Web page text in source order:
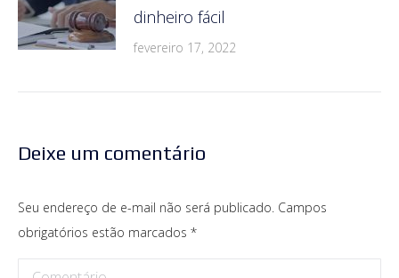
dinheiro fácil
fevereiro 17, 2022
Deixe um comentário
Seu endereço de e-mail não será publicado. Campos
obrigatórios estão marcados *
Comentário